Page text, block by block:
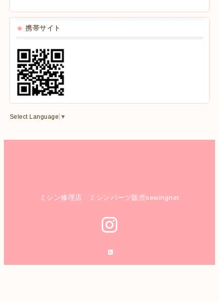
携帯サイト
Select Language ▼
ミシン修理店 ミシンパーツ販売sewingnet